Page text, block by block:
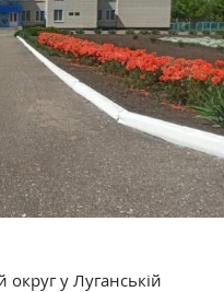
у Луганській